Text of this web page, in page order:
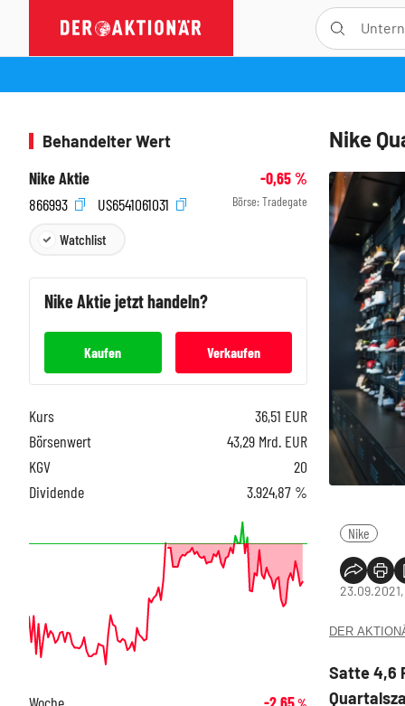
Nike
Nike
DER
Satte 4,6
Behandelter Wert
Nike Aktie
-0,65%
866993
US6541061031 Börse: Tradegate
Watchlist
NikeAktie jetzt handeln?
Kaufen Verkaufen
Kurs 36,51 EUR
Börsenwert
43,29 Mrd. EUR
KGV
20
Dividende
3.924,87 %